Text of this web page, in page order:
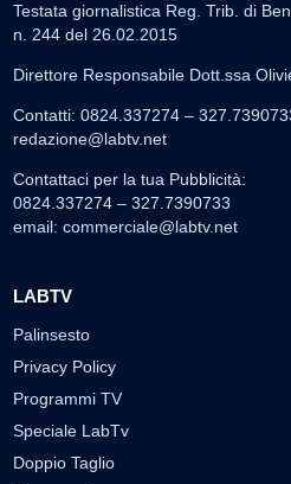
Testata giornalistica Reg. Trib. di
n. 244 del 26.02.2015
Direttore Responsabile Dott.ssa
Contatti: 0824.337274 –
redazione@labtv.net
Contattaci per la tua Pubblicità:
0824.337274 – 327.7390733
email: commerciale@labtv.net
LABTV
Palinsesto
Privacy Policy
Programmi TV
Speciale LabTv
Doppio Taglio